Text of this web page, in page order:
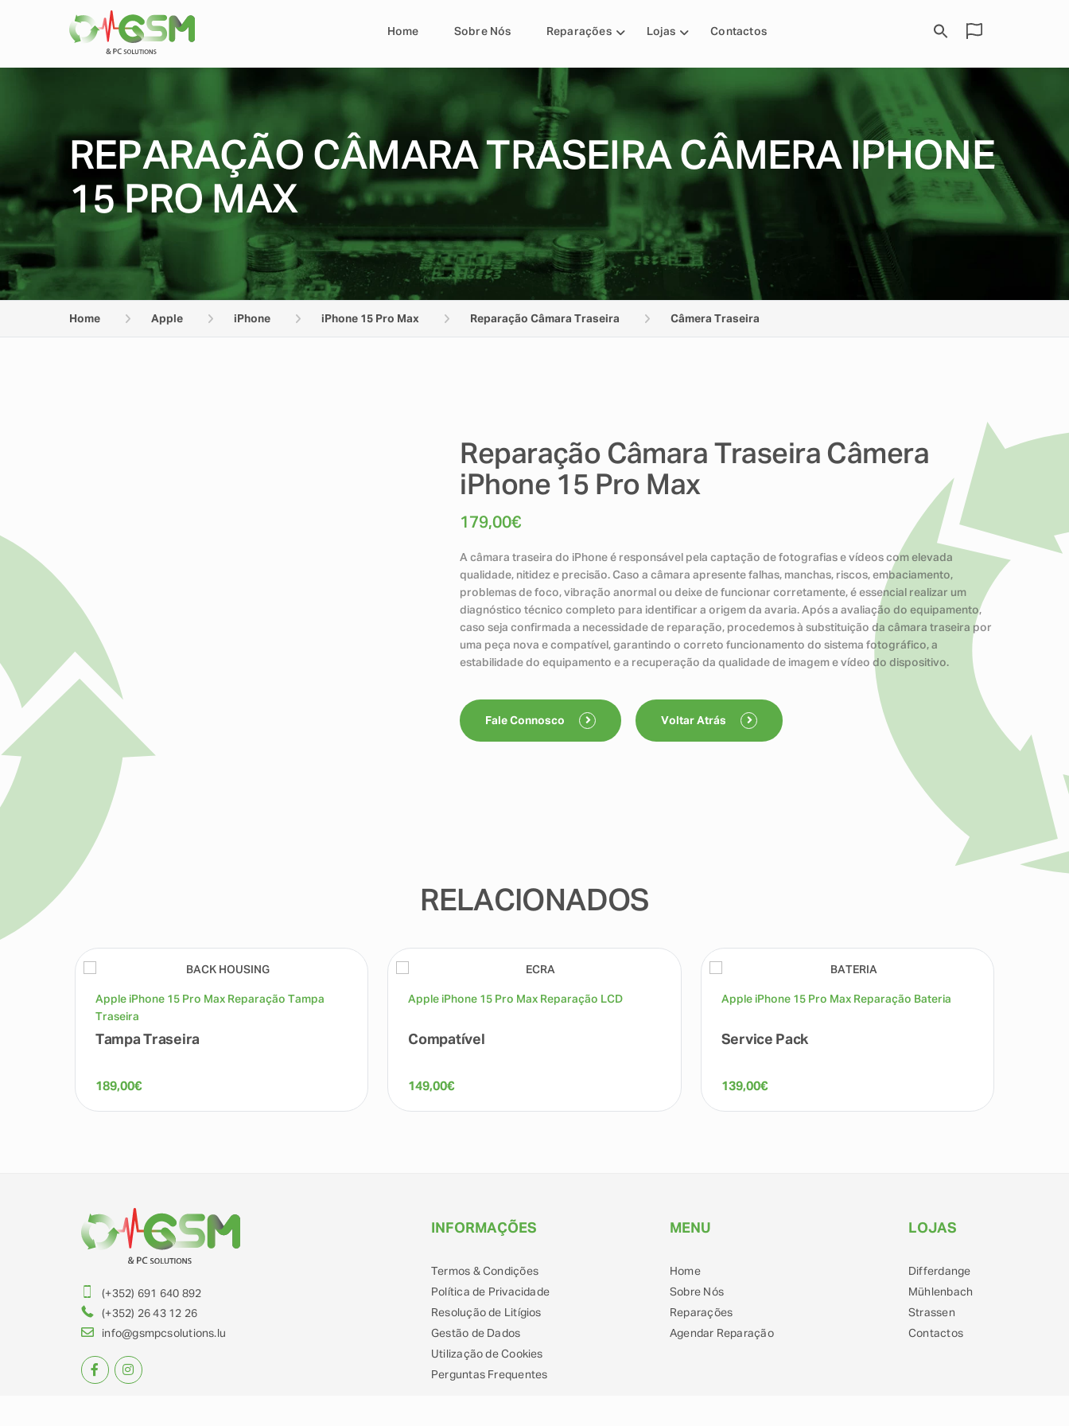
Home Sobre Nós Reparações Lojas Contactos
REPARAÇÃO CÂMARA TRASEIRA CÂMERA IPHONE
15 PRO MAX
Home Apple iPhone iPhone 15 Pro Max Reparação Câmara Traseira Câmera Traseira
Reparação Câmara Traseira Câmera
iPhone 15 Pro Max
179,00€
A câmara traseira do iPhone é responsável pela captação de fotografias e vídeos com elevada
qualidade, nitidez e precisão. Caso a câmara apresente falhas, manchas, riscos, embaciamento,
problemas de foco, vibração anormal ou deixe de funcionar corretamente, é essencial realizar um
diagnóstico técnico completo para identificar a origem da avaria. Após a avaliação do equipamento,
caso seja confirmada a necessidade de reparação, procedemos à substituição da câmara traseira por
uma peça nova e compatível, garantindo o correto funcionamento do sistema fotográfico, a
estabilidade do equipamento e a recuperação da qualidade de imagem e vídeo do dispositivo.
Fale Connosco Voltar Atrás
RELACIONADOS
Apple iPhone 15 Pro Max Reparação Tampa
Traseira
Tampa Traseira
189,00€
Apple iPhone 15 Pro Max Reparação LCD
Compatível
149,00€
Apple iPhone 15 Pro Max Reparação Bateria
Service Pack
139,00€
(+352) 691 640 892
(+352) 26 43 12 26
info@gsmpcsolutions.lu
INFORMAÇÕES
Termos & Condições
Política de Privacidade
Resolução de Litígios
Gestão de Dados
Utilização de Cookies
Perguntas Frequentes
MENU
Home
Sobre Nós
Reparações
Agendar Reparação
LOJAS
Differdange
Mühlenbach
Strassen
Contactos